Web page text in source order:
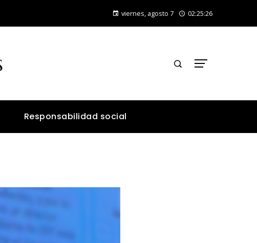
viernes, agosto 7 02:25:27
Responsabilidad social